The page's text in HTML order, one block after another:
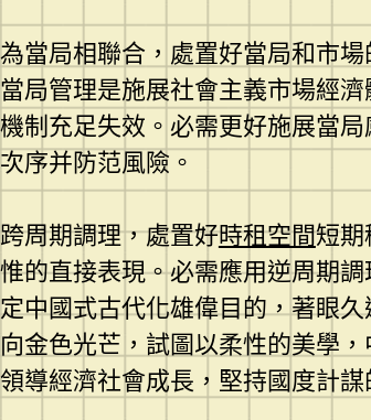
當局相聯合，處置好當局和市
局管理是施展社會主義市場經
制充足失效。必需更好施展當
序并防范風險。
周期調理，處置好時租空間短
的直接表現。必需應用逆周期
中國式古代化雄偉目的，著眼
金色光芒，試圖以柔性的美學
導經濟社會成長，堅持國度計